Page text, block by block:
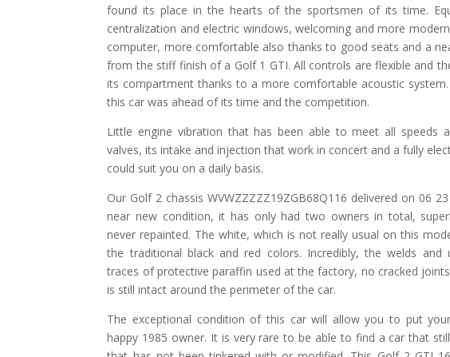
found its place in the hearts of the sportsmen of its time.
centralization and electric windows, welcoming and more
computer, more comfortable also thanks to good seats and a
from the stiff finish of a Golf 1 GTI. All controls are flexible and
its compartment thanks to a more comfortable acoustic
this car was ahead of its time and the competition.
Little engine vibration that has been able to meet all speeds
valves, its intake and injection that work in concert and a fully
could suit you on a daily basis.
Our Golf 2 chassis WVWZZZZZ19ZGB68Q116 delivered on 06
near new condition, it has only had two owners in total,
never repainted. The white, which is not really usual on this
the traditional black and red colors. Incredibly, the welds and
traces of protective paraffin used at the factory, no cracked
is still intact around the perimeter of the car.
The exceptional condition of this car will allow you to put
happy 1985 owner. It is very rare to be able to find a car that